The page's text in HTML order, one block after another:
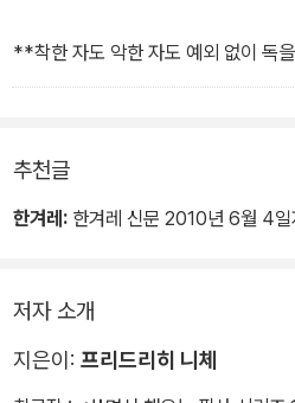
**착한 자도 악한 자도 예외 없이 독
를 나는 *국가라고 부른다.
국가라고 부른다.
추천글
한겨레: 한겨레 신문 2010년 6월 4일
저자 소개
지은이: 프리드리히 니체